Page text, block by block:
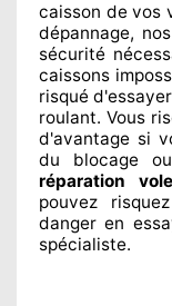
caisson de vos
dépannage,
sécurité
caissons
risqué
roulant. Vous
d'avantage si
du blocage
réparation
pouvez
danger en
spécialiste.